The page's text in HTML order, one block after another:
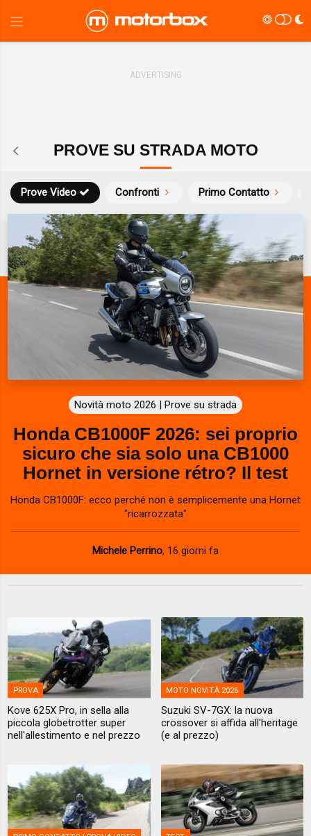
PROVE SU STRADA MOTO
Prove Video Confronti Primo Contatto
Novità moto 2026 | Prove su strada
Honda CB1000F 2026: sei proprio
sicuro che sia solo una CB1000
Hornet in versione rétro? Il test
Honda CB1000F: ecco perché non è semplicemente una Hornet
"ricarrozzata"
Michele Perrino, 16 giorni fa
PROVA
Kove 625X Pro, in sella alla
piccola globetrotter super
nell'allestimento e nel prezzo
MOTO NOVITÀ 2026
Suzuki SV-7GX: la nuova
crossover si affida all'heritage
(e al prezzo)